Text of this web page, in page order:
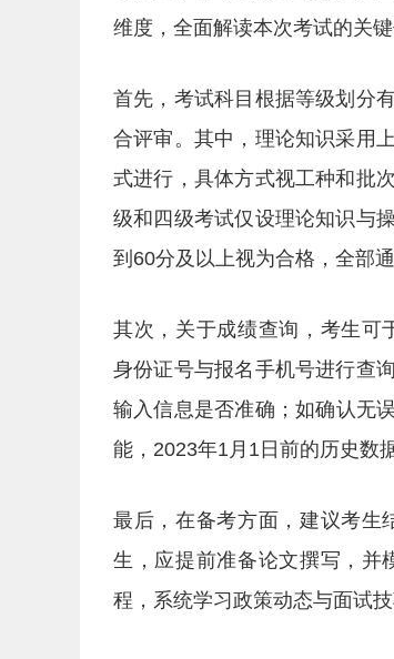
维度，全面解读本次考试的关键
首先，考试科目根据等级划分
合评审。其中，理论知识采用
式进行，具体方式视工种和批
级和四级考试仅设理论知识与
到60分及以上视为合格，全部
其次，关于成绩查询，考生可
身份证号与报名手机号进行查
输入信息是否准确；如确认无
能，2023年1月1日前的历史数
最后，在备考方面，建议考生
生，应提前准备论文撰写，并
程，系统学习政策动态与面试